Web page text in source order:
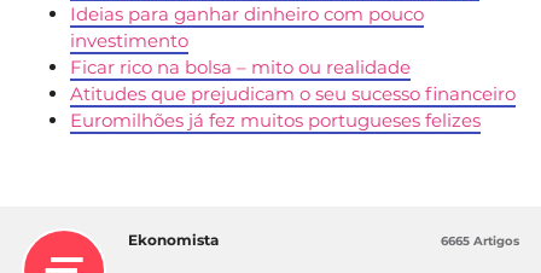
Ideias para ganhar dinheiro com pouco
investimento
Ficar rico na bolsa – mito ou realidade
Atitudes que prejudicam o seu sucesso financeiro
Euromilhões já fez muitos portugueses felizes
Ekonomista 6665 Artigos